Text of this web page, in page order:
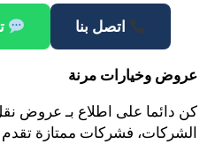
اتصل بنا
عروض وخيارات مرنة
كن دائما على اطلاع بـ عروض
الشركات، فشركات ممتازة تقدم